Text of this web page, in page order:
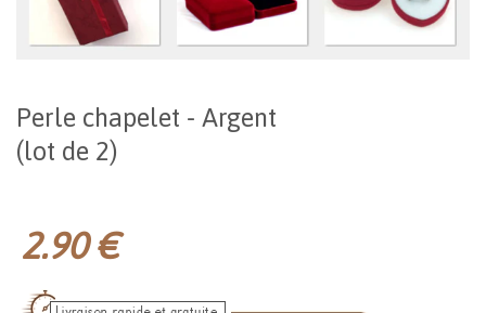
Perle chapelet - Argent
(lot de 2)
2.90 €